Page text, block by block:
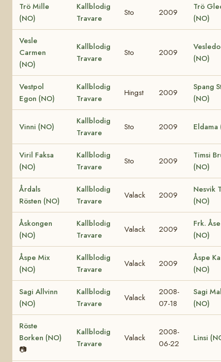
Trö Mille
(NO)
Kallblodig
Travare
Sto 2009
Trö
(NO)
Vesle
Carmen
(NO)
Kallblodig
Travare
Sto 2009
(NO)
Vestpol
Egon (NO)
Kallblodig
Travare
Hingst 2009
Spang
(NO)
Vinni (NO)
Kallblodig
Travare
Sto 2009 Eldama
Viril Faksa
(NO)
Kallblodig
Travare
Sto 2009
Timsi
(NO)
Årdals
Rösten (NO)
Kallblodig
Travare
Valack 2009
Nesvik
(NO)
Åskongen
(NO)
Kallblodig
Travare
Valack 2009
Frk.
(NO)
Åspe Mix
(NO)
Kallblodig
Travare
Valack 2009
Åspe
(NO)
Sagi Allvinn
(NO)
Kallblodig
Travare
Valack
2008-
07-18
Sagi
(NO)
Röste
Borken (NO)
📷
Kallblodig
Travare
Valack
2008-
06-22
Linsi